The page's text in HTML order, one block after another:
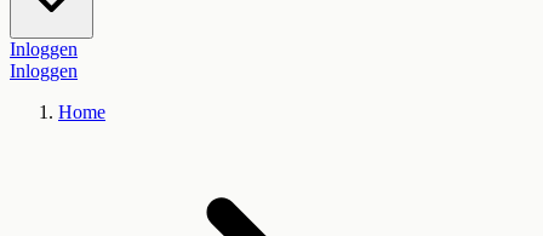
Inloggen
Inloggen
Home